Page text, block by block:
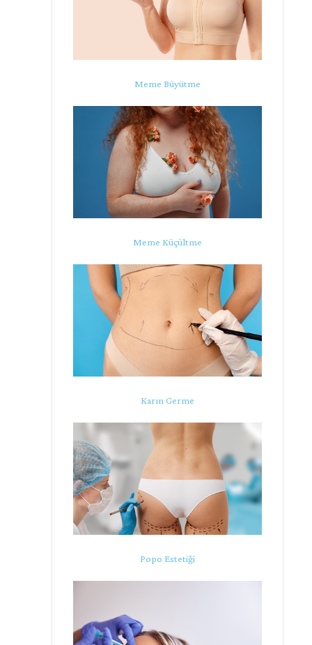
Meme Büyütme
Meme Küçültme
Karın Germe
Popo Estetiği